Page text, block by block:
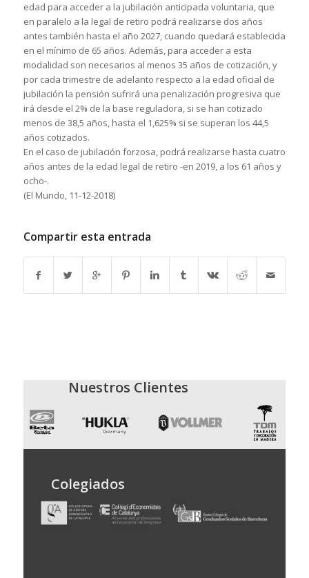
edad para acceder a la jubilación anticipada voluntaria, que
en paralelo a la legal de retiro podrá realizarse dos años
antes también hasta el año 2027, cuando quedará establecida
en el mínimo de 65 años. Además, para acceder a esta
modalidad son necesarios al menos 35 años de cotización, y
por cada trimestre de adelanto respecto a la edad oficial de
jubilación la pensión sufrirá una penalización progresiva que
irá desde el 2% de la base reguladora, si se han cotizado
menos de 38,5 años, hasta el 1,625% si se superan los 44,5
años cotizados.
En el caso de jubilación forzosa, podrá realizarse hasta cuatro
años antes de la edad legal de retiro -en 2019, a los 61 años y
ocho-.
(El Mundo, 11-12-2018)
Compartir esta entrada
Nuestros Clientes
Colegiados